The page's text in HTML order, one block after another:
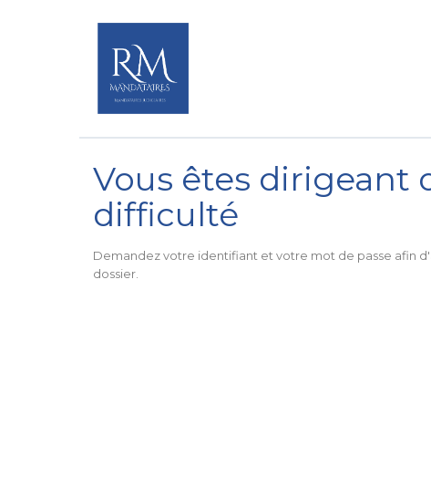
Vous êtes dirigeant
difficulté
Demandez votre identifiant et votre mot de passe afin
dossier.